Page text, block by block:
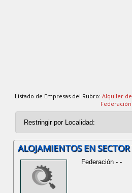
Listado de Empresas del Rubro:Alquiler
Federación
ALOJAMIENTOS EN
Federación - -